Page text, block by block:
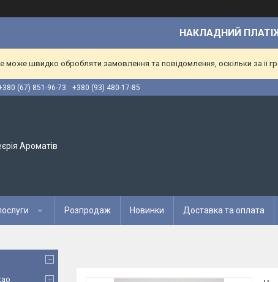
НАКЛАДНИЙ
може швидко обробляти замовлення та повідомлення, оскільки за її
(67) 851-96-73 +380 (93) 480-17-85
Ароматів
Розпродаж Новинки Доставка та оплата